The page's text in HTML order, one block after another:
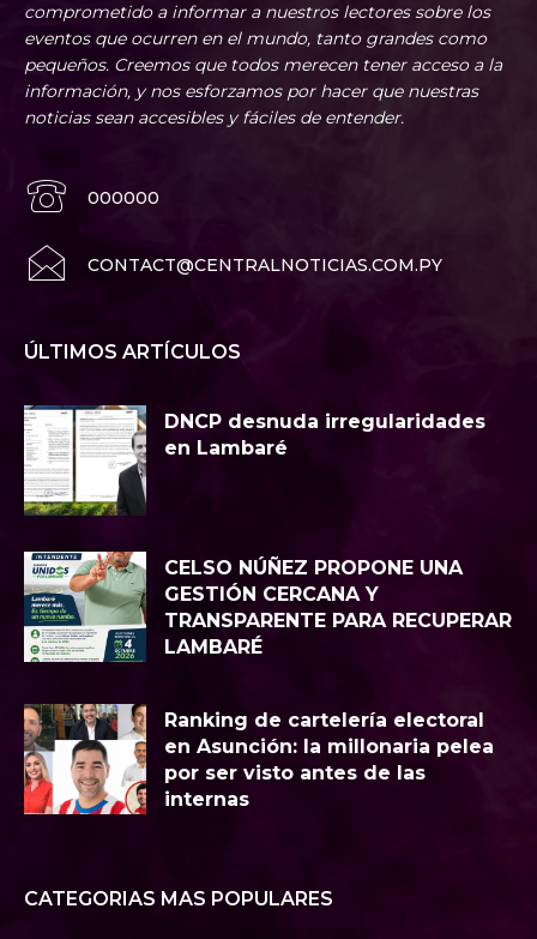
comprometido a informar a nuestros lectores sobre los
eventos que ocurren en el mundo, tanto grandes como
pequeños. Creemos que todos merecen tener acceso a la
información, y nos esforzamos por hacer que nuestras
noticias sean accesibles y fáciles de entender.
000000
CONTACT@CENTRALNOTICIAS.COM.PY
ÚLTIMOS ARTÍCULOS
DNCP desnuda irregularidades
en Lambaré
CELSO NÚÑEZ PROPONE UNA
GESTIÓN CERCANA Y
TRANSPARENTE PARA RECUPERAR
LAMBARÉ
Ranking de cartelería electoral
en Asunción: la millonaria pelea
por ser visto antes de las
internas
CATEGORIAS MAS POPULARES